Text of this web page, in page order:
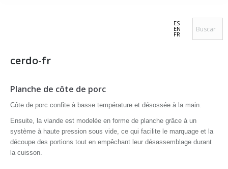
ES
EN
FR
cerdo-fr
Planche de côte de porc
Côte de porc confite à basse température et désossée à la main.
Ensuite, la viande est modelée en forme de planche grâce à un
système à haute pression sous vide, ce qui facilite le marquage et la
découpe des portions tout en empêchant leur désassemblage durant
la cuisson.